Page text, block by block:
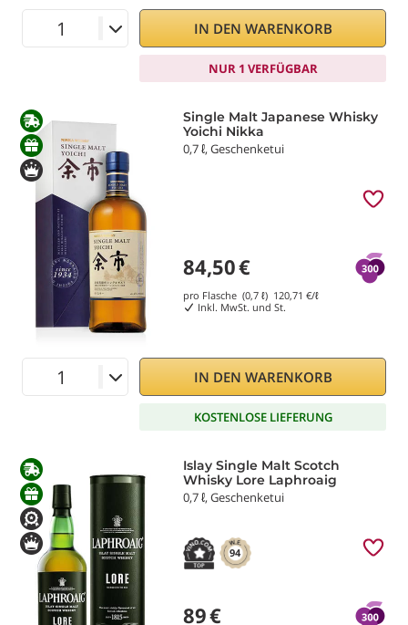
IN DEN WARENKORB
NUR 1 VERFÜGBAR
Single Malt Japanese Whisky
Yoichi Nikka
0,7 ℓ, Geschenketui
84,50€
pro Flasche (0,7 ℓ) 120,71 €/ℓ
Inkl. MwSt. und St.
IN DEN WARENKORB
KOSTENLOSE LIEFERUNG
Islay Single Malt Scotch
Whisky Lore Laphroaig
0,7 ℓ, Geschenketui
94
89€